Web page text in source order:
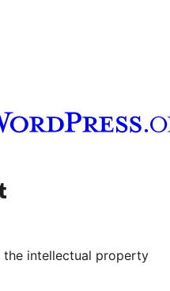
channel
our Tumblr account
the intellectual property